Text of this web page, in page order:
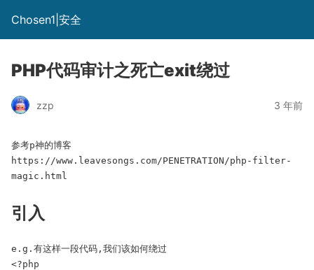
Chosen1|安全
PHP代码审计之死亡exit绕过
zzp 3 年前
参考p神的博客
https://www.leavesongs.com/PENETRATION/php-filter-
magic.html
引入
e.g.有这样一段代码,我们该如何绕过
<?php